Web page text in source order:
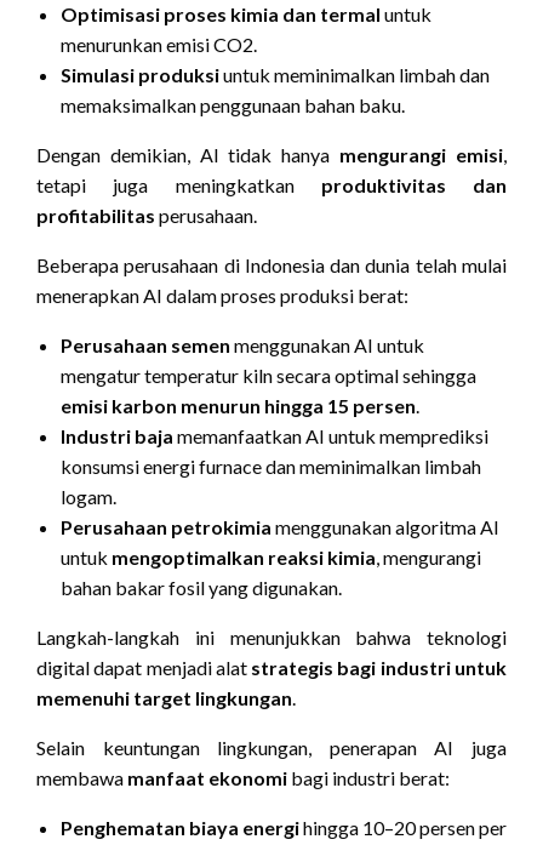
Optimisasi proses kimia dan termal untuk
menurunkan emisi CO2.
Simulasi produksiuntuk meminimalkan limbah dan
memaksimalkan penggunaan bahan baku.
Dengan demikian, AI tidak hanya mengurangi emisi,
tetapi juga meningkatkan produktivitas dan
profitabilitas perusahaan.
Beberapa perusahaan di Indonesia dan dunia telah mulai
menerapkan AI dalam proses produksi berat:
Perusahaan semen menggunakan AI untuk
mengatur temperatur kiln secara optimal sehingga
emisi karbon menurun hingga 15 persen.
Industri baja memanfaatkan AI untuk memprediksi
konsumsi energi furnace dan meminimalkan limbah
logam.
Perusahaan petrokimia menggunakan algoritma AI
untuk mengoptimalkan reaksi kimia, mengurangi
bahan bakar fosil yang digunakan.
Langkah-langkah ini menunjukkan bahwa teknologi
digital dapat menjadi alat strategis bagi industri untuk
memenuhi target lingkungan.
Selain keuntungan lingkungan, penerapan AI juga
membawa manfaat ekonomi bagi industri berat:
Penghematan biaya energihingga 10–20 persen per